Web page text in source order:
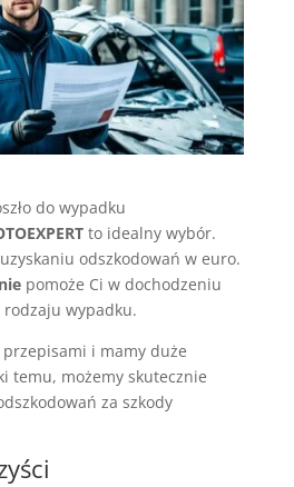
do wypadku
to idealny wybór.
odszkodowań w euro.
pomoże Ci w dochodzeniu
wypadku.
i mamy duże
temu, możemy skutecznie
za szkody